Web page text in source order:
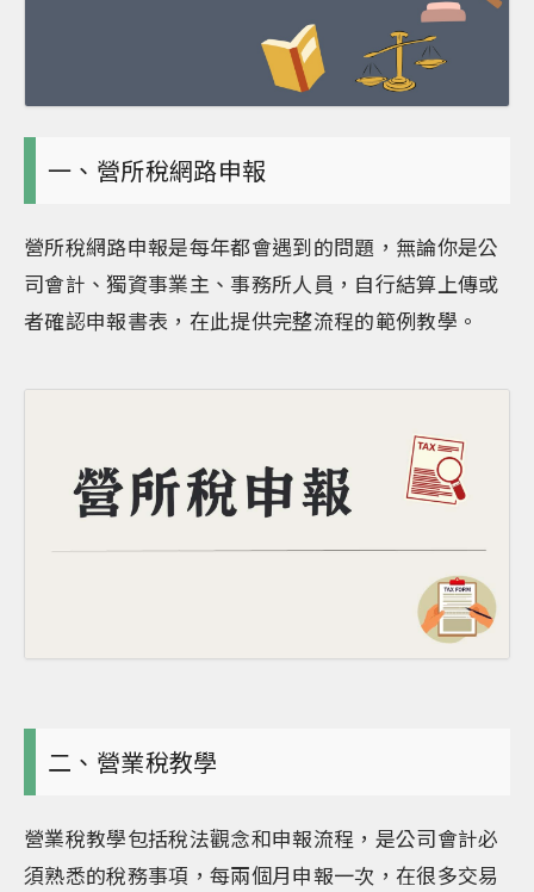
一、營所稅網路申報
營所稅網路申報是每年都會遇到的問題，無論你是公
司會計、獨資事業主、事務所人員，自行結算上傳或
者確認申報書表，在此提供完整流程的範例教學。
二、營業稅教學
營業稅教學包括稅法觀念和申報流程，是公司會計必
須熟悉的稅務事項，每兩個月申報一次，在很多交易